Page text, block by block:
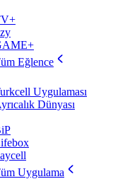
Eğlence
Uygulaması
Dünyası
Uygulama